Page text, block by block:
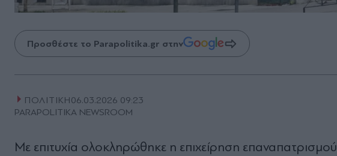
Προσθέστε το Parapolitika.gr στην
ΠΟΛΙΤΙΚΗ06.03.2026 09:23
PARAPOLITIKA NEWSROOM
Με επιτυχία ολοκληρώθηκε η επιχείρηση επαναπατρισμού